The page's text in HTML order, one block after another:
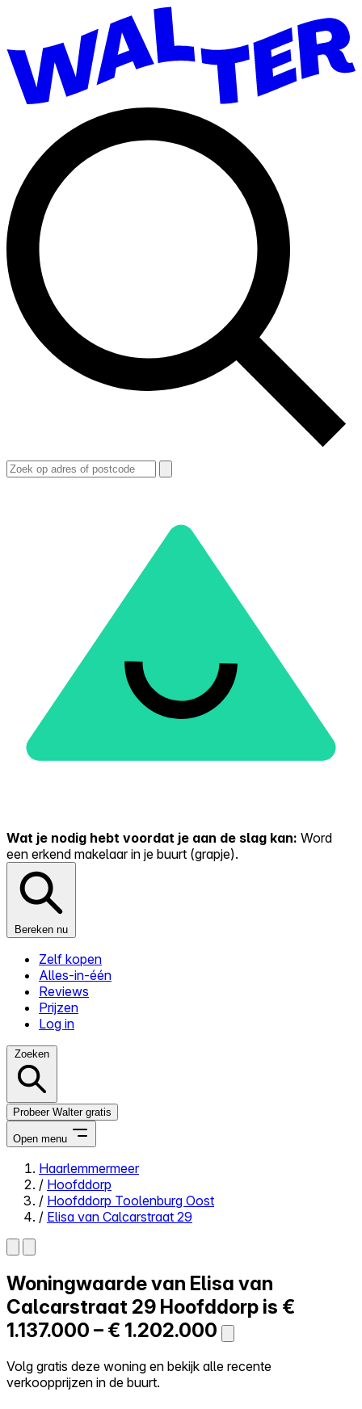
Wat je nodig hebt voordat je aan de slag kan: Word
een erkend makelaar in je buurt (grapje).
Bereken nu
Zelf kopen
Alles-in-één
Reviews
Prijzen
Log in
Zoeken
Probeer Walter gratis
Open menu
Close menu
Zelf kopen
Alles-in-één
Reviews
Prijzen
Log in
Probeer Walter gratis
Haarlemmermeer
/ Hoofddorp
/ Hoofddorp Toolenburg Oost
/ Elisa van Calcarstraat 29
Woningwaarde van Elisa van
Calcarstraat 29 Hoofddorp is €
1.137.000 – € 1.202.000
Volg gratis deze woning en bekijk alle recente
verkoopprijzen in de buurt.